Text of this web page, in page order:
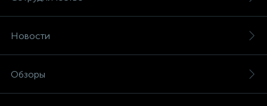
Новости
Обзоры